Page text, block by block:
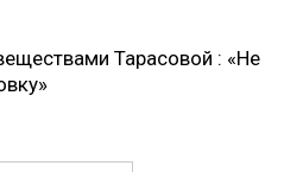
Тарасовой : «Не